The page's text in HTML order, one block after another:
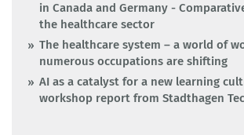
in Canada and Germany -
the healthcare sector
The healthcare system – a world of
numerous occupations are shifting
AI as a catalyst for a new learning
workshop report from Stadthagen